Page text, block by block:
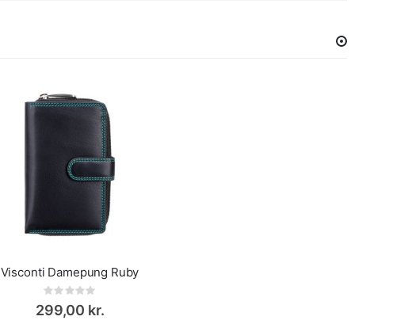
Visconti Damepung Ruby
Rating:
299,00 kr.